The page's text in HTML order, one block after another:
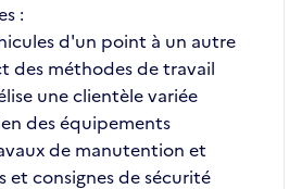
:
d'un point à un autre
des méthodes de travail
une clientèle variée
des équipements
de manutention et
et consignes de sécurité